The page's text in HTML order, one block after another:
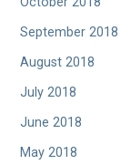
September 2018
August 2018
July 2018
June 2018
May 2018